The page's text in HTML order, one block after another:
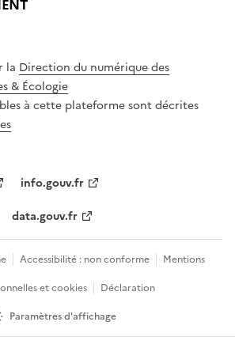
la Direction du numérique des
& Écologie
à cette plateforme sont décrites
info.gouv.fr
data.gouv.fr
Accessibilité : non conforme
Mentions
et cookies
Déclaration
Paramètres d'affichage